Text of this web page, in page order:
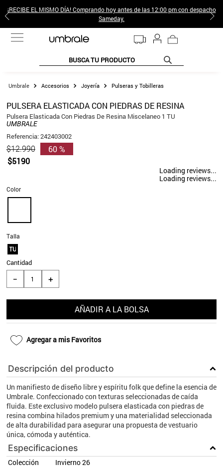
¡RECIBE EL MISMO DÍA! Comprando hoy antes de las 12:00 pm con despacho
Sameday.
BUSCA TU PRODUCTO
Accesorios Joyería Pulseras y Tobilleras
PULSERA ELASTICADA CON PIEDRAS DE RESINA
Pulsera Elasticada Con Piedras De Resina Miscelaneo 1 TU
UMBRALE
Referencia:242403002
$12.990
$5190
60 %
Loading reviews...
Loading reviews...
Talla
TU
Color
Cantidad
＋
－
AÑADIR A LA BOLSA
Agregar a mis Favoritos
Descripción del producto
Un manifiesto de diseño libre y espíritu folk que define la esencia de
Umbrale. Confeccionado con texturas seleccionadas de caída
fluida. Este exclusivo modelo pulsera elasticada con piedras de
resina combina hilados premium y una materialidad seleccionada
de alta durabilidad para asegurar una propuesta de vestuario
única, cómoda y auténtica.
Especificaciones
Colección
Invierno 26
TÉRMINOS MÁS BUSCADOS
2.
poleras mujer
4.
gamulan
5.
7.